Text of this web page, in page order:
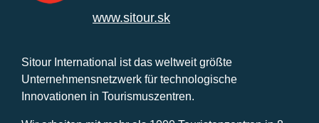
www.sitour.sk
Sitour International ist das weltweit größte
Unternehmensnetzwerk für technologische
Innovationen in Tourismuszentren.